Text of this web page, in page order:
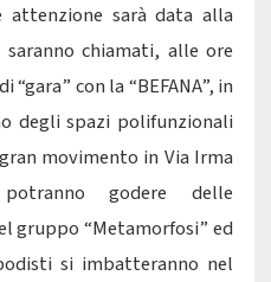
sarà data alla
chiamati, alle ore
con la “BEFANA”, in
degli spazi polifunzionali
movimento in Via Irma
godere delle
gruppo “Metamorfosi” ed
si imbatteranno nel